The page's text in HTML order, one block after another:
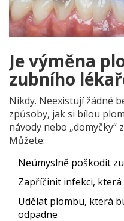
Je výměna
zubního
Nikdy. Neexistují žádné
způsoby, jak si bílou
návody nebo „domyčky“
Můžete:
Neúmyslně poškodit
Zapříčinit infekci, která
Udělat plombu, která
odpadne